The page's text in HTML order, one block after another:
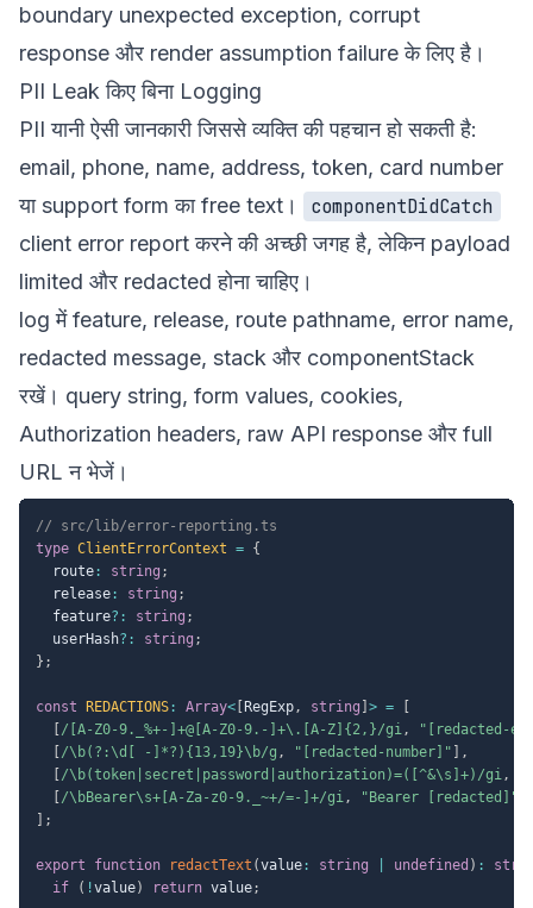
boundary unexpected exception, corrupt
response और render assumption failure के लिए है।
PII Leak किए बिना Logging
PII यानी ऐसी जानकारी जिससे व्यक्ति की पहचान हो सकती है:
email, phone, name, address, token, card number
या support form का free text।
componentDidCatch
client error report करने की अच्छी जगह है, लेकिन payload
limited और redacted होना चाहिए।
log में feature, release, route pathname, error name,
redacted message, stack और componentStack
रखें। query string, form values, cookies,
Authorization headers, raw API response और full
URL न भेजें।
// src/lib/error-reporting.ts
type ClientErrorContext = {
  route
: string ;
  release
: string ;
  feature
? : string ;
  userHash
? : string ;
} ;
const REDACTIONS : Array< RegExp, string > =
/ [A-Z0-9._%+-]+@[A-Z0-9.-]+\.[A-Z]{2,}/gi,
"[redacted-
/\b(?:\d[ -]*?){13,19}\b/g , "[redacted-number]"
,
/\b(token|secret|password|authorization)=([^&\s]+) /gi,
/\bBearer\s+[A-Za-z0-9._~+/=-]+/gi, "Bearer [redacted]"
;
export function redactText (value : string undefined ) :
if
( !value) return value;